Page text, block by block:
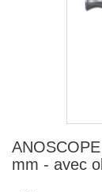
mm - avec